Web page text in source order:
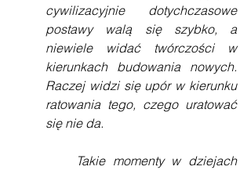
cywilizacyjnie dotychczasowe
postawy walą się szybko, a
niewiele widać twórczości w
kierunkach budowania nowych.
Raczej widzi się upór w kierunku
ratowania tego, czego uratować
się nie da.
Takie momenty w dziejach